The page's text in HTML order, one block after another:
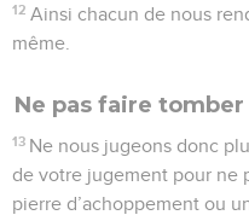
12 Ainsi chacun de nous
même.
Ne pas faire
13 Ne nous jugeons donc
de votre jugement pour ne
pierre d’achoppement ou